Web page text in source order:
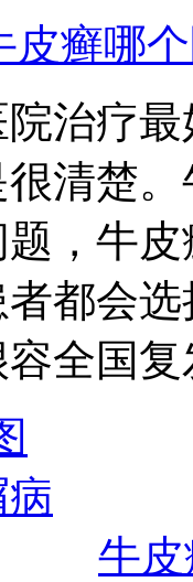
皮癣哪
治疗
清楚
，牛
都会
全国
牛